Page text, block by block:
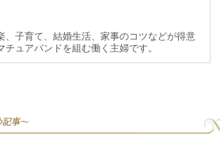
、子育て、結婚生活、家事のコツなどが得意
チュアバンドを組む働く主婦です。